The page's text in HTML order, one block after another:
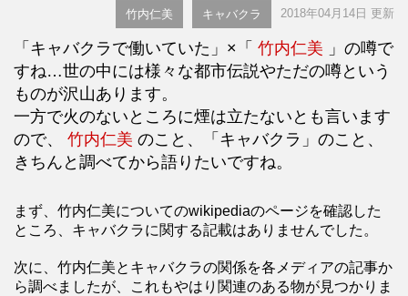
竹内仁美 キャバクラ 2018年04月14日 更新
「キャバクラで働いていた」×「 竹内仁美 」の噂で
すね…世の中には様々な都市伝説やただの噂という
ものが沢山あります。
一方で火のないところに煙は立たないとも言います
ので、 竹内仁美 のこと、「キャバクラ」のこと、
きちんと調べてから語りたいですね。
まず、竹内仁美についてのwikipediaのページを確認した
ところ、キャバクラに関する記載はありませんでした。
次に、竹内仁美とキャバクラの関係を各メディアの記事か
ら調べましたが、これもやはり関連のある物が見つかりま